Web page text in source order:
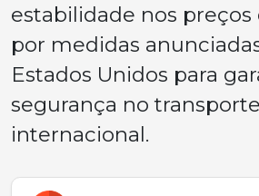
estabilidade nos
por medidas
Estados Unidos para
segurança no
internacional.